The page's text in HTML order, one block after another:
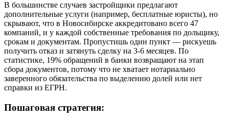
В большинстве случаев застройщики предлагают
дополнительные услуги (например, бесплатные юристы), но
скрывают, что в Новосибирске аккредитовано всего 47
компаний, и у каждой собственные требования по дольщику,
срокам и документам. Пропустишь один пункт — рискуешь
получить отказ и затянуть сделку на 3-6 месяцев. По
статистике, 19% обращений в банки возвращают на этап
сбора документов, потому что не хватает нотариально
заверенного обязательства по выделению долей или нет
справки из ЕГРН.
Пошаговая стратегия: